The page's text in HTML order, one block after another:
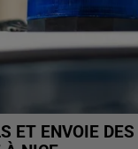
ET ENVOIE